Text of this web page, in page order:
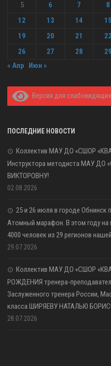
5
6 7 8
12
13 14 15
19
20 21 22
26
27 28 29
« Апр
Июн »
Версия для слабовидящих
ПОСЛЕДНИЕ НОВОСТИ
Коллектив МАУ ДО «СШОР
Инструктора методиста МАУ
ВИКТОРОВНУ!
02.08.2026
25 и 26 июля в городе
Атомный марафон. В этом году на
4000 человек из 29 регионов
29.07.2026
Коллектив МАУ ДО «СШОР
РОЖДЕНИЯ тренера-
Заслуженного тренера России,
класса ШИРЯЕВУ НАТАЛЬЮ
28.07.2026